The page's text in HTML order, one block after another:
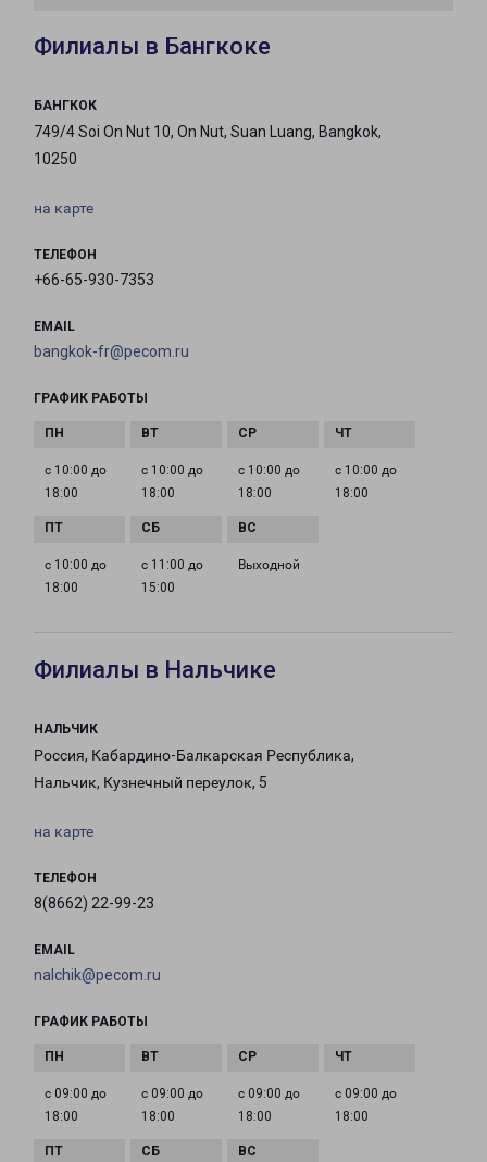
Филиалы в Бангкоке
БАНГКОК
749/4 Soi On Nut 10, On Nut, Suan Luang, Bangkok,
10250
на карте
ТЕЛЕФОН
+66-65-930-7353
EMAIL
bangkok-fr@pecom.ru
ГРАФИК РАБОТЫ
с 10:00 до
18:00
с 10:00 до
18:00
с 10:00 до
18:00
с 10:00 до
18:00
с 10:00 до
18:00
с 11:00 до
15:00
Выходной
Филиалы в Нальчике
НАЛЬЧИК
Россия, Кабардино-Балкарская Республика,
Нальчик, Кузнечный переулок, 5
на карте
ТЕЛЕФОН
8(8662) 22-99-23
EMAIL
nalchik@pecom.ru
ГРАФИК РАБОТЫ
с 09:00 до
18:00
с 09:00 до
18:00
с 09:00 до
18:00
с 09:00 до
18:00